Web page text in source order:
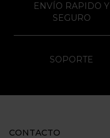
ENVÍO RAPIDO Y
SEGURO
SOPORTE
CONTACTO